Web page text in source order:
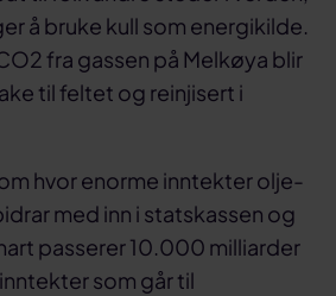
å bruke kull som energikilde.
fra gassen på Melkøya blir
til feltet og reinjisert i
hvor enorme inntekter olje-
med inn i statskassen og
passerer 10.000 milliarder
som går til